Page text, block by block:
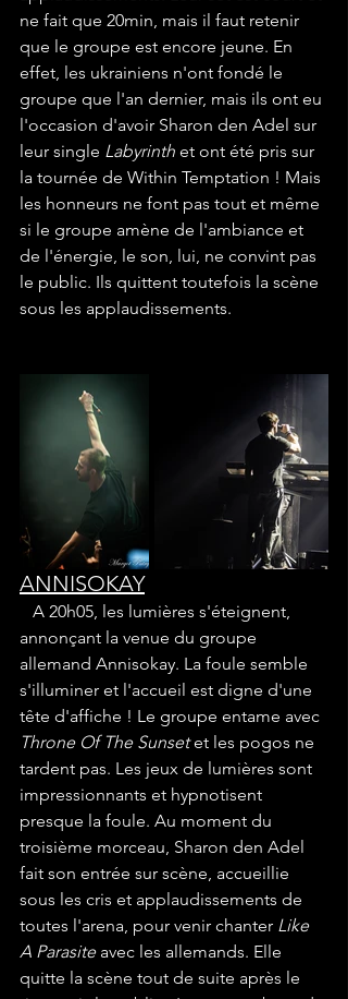
ne fait que 20min, mais il faut retenir
que le groupe est encore jeune. En
effet, les ukrainiens n'ont fondé le
groupe que l'an dernier, mais ils ont eu
l'occasion d'avoir Sharon den Adel sur
leur single Labyrinth et ont été pris sur
la tournée de Within Temptation ! Mais
les honneurs ne font pas tout et même
si le groupe amène de l'ambiance et
de l'énergie, le son, lui, ne convint pas
le public. Ils quittent toutefois la scène
sous les applaudissements.
ANNISOKAY
annonçant la venue du groupe
allemand Annisokay. La foule semble
s'illuminer et l'accueil est digne d'une
tête d'affiche ! Le groupe entame avec
Throne Of The Sunset et les pogos ne
tardent pas. Les jeux de lumières sont
impressionnants et hypnotisent
presque la foule. Au moment du
troisième morceau, Sharon den Adel
fait son entrée sur scène, accueillie
sous les cris et applaudissements de
toutes l'arena, pour venir chanter Like
A Parasite avec les allemands. Elle
quitte la scène tout de suite après le